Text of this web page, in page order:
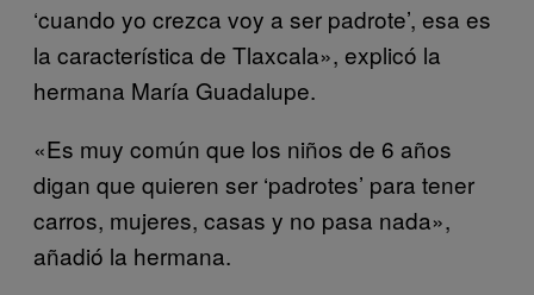
‘cuando yo crezca voy a ser padrote’, esa es
la característica de Tlaxcala», explicó la
hermana María Guadalupe.
«Es muy común que los niños de 6 años
digan que quieren ser ‘padrotes’ para tener
carros, mujeres, casas y no pasa nada»,
añadió la hermana.